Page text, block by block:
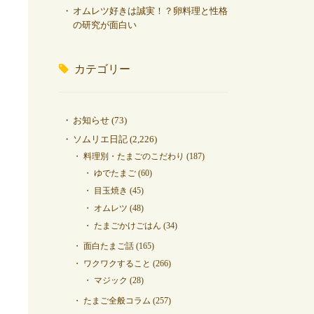
オムレツ好きは誠実！？卵料理と性格
の研究が面白い
カテゴリー
お知らせ (73)
ソムリエ日記 (2,226)
料理別・たまごのこだわり (187)
ゆでたまご (60)
目玉焼き (45)
オムレツ (48)
たまごかけごはん (34)
面白たまご話 (165)
ワクワクすること (266)
マジック (28)
たまご全般コラム (257)